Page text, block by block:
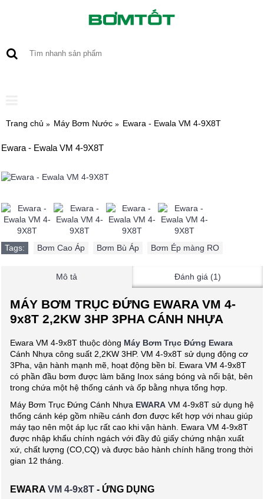
Trang chủ Máy Bơm Nước Ewara - Ewala VM 4-9X8T
Ewara - Ewala VM 4-9X8T
Tags: Bơm Cao Áp Bơm Bù Áp Bơm Ép màng RO
Mô tả Đánh giá (1)
MÁY BƠM TRỤC ĐỨNG EWARA VM 4-
9x8T 2,2KW 3HP 3PHA CÁNH NHỰA
Ewara VM 4-9x8T thuộc dòng Máy Bơm Trục Đứng Ewara
Cánh Nhựa công suất 2,2KW 3HP. VM 4-9x8T sử dụng động cơ
3Pha, vận hành mạnh mẽ, hoạt động bền bỉ. Ewara VM 4-9x8T
có phần đầu bơm được làm băng Inox sáng bóng và nổi bật, bên
trong chứa một hệ thống cánh và ốp bằng nhựa tổng hợp.
Máy Bơm Trục Đứng Cánh Nhựa EWARA VM 4-9x8T sử dụng hệ
thống cánh kép gồm nhiều cánh đơn được kết hợp với nhau giúp
máy tạo nên một áp lục rất cao khi vận hành. Ewara VM 4-9x8T
được nhập khẩu chính ngách với đầy đủ giấy chứng nhận xuất
xứ, chất lượng (CO,CQ) và được bảo hành chính hãng trong thời
gian 12 tháng.
EWARA VM 4-9x8T - ỨNG DỤNG